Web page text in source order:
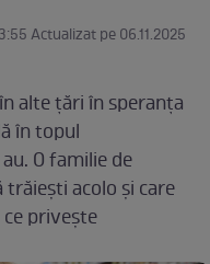
Actualizat pe 06.11.2025
alte țări în speranța
în topul
O familie de
acolo și care
privește